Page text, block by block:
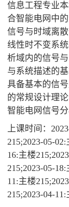
信息工程专业
合智能电网中
信号与时域离
线性时不变系
析域内的信号
与系统描述的
具备基本的信
的常规设计理
智能电网信号
上课时间：
215;2023-05-
16:主楼
215;2023-05-
11:主楼
215;2023-04-